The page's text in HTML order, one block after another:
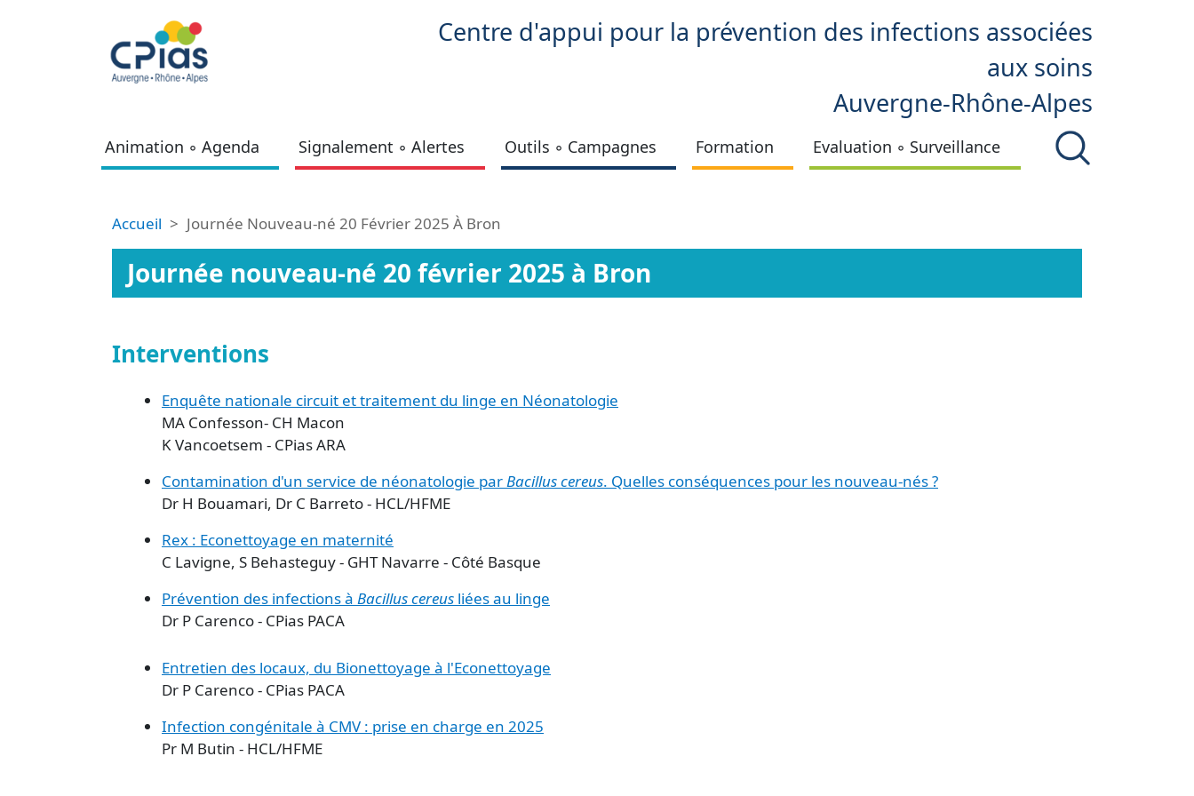
Centre d'appui pour la prévention des infections associées
aux soins
Auvergne-Rhône-Alpes
Animation ◦ Agenda Signalement ◦ Alertes Outils ◦ Campagnes Formation Evaluation ◦ Surveillance
Fil d'Ariane
Accueil Journée Nouveau-né 20 Février 2025 À Bron
Journée nouveau-né 20 février 2025 à Bron
Interventions
Enquête nationale circuit et traitement du linge en Néonatologie
MA Confesson- CH Macon
K Vancoetsem - CPias ARA
Contamination d'un service de néonatologie parBacillus cereus. Quelles conséquences pour les nouveau-nés ?
Dr H Bouamari, Dr C Barreto - HCL/HFME
Rex : Econettoyage en maternité
C Lavigne, S Behasteguy - GHT Navarre - Côté Basque
Prévention des infections à Bacillus cereus liées au linge
Dr P Carenco - CPias PACA
Entretien des locaux, du Bionettoyage à l'Econettoyage
Dr P Carenco - CPias PACA
Infection congénitale à CMV : prise en charge en 2025
Pr M Butin - HCL/HFME